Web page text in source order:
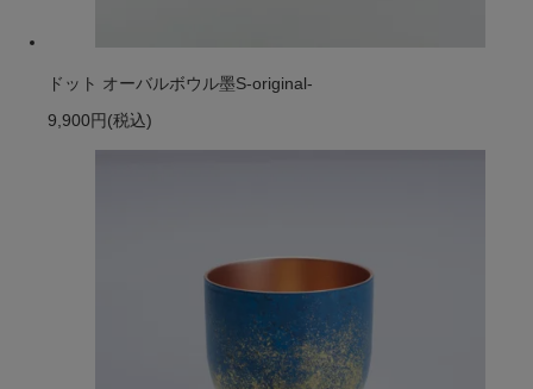
ドット オーバルボウル墨S-original-
9,900円 (税込)